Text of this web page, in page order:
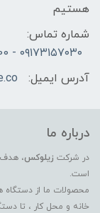
هستیم
شماره تماس:
۰۹۱۷۳۱۵۷۰۳۰ - 09129312300 - 07137742255
آدرس ایمیل:
درباره ما
در شرکت زیلوکس، هدف
است.
محصولات ما از دستگاه
خانه و محل کار ، تا